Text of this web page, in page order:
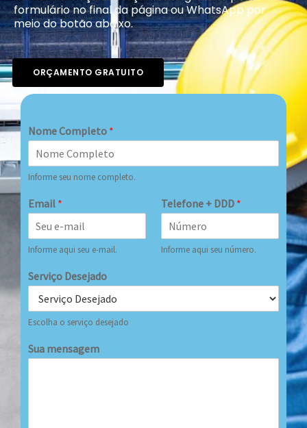
formulário no final da página ou WhatsApp por
meio do botão abaixo.
ORÇAMENTO GRATUITO
Nome Completo *
Informe seu nome completo.
Email *
Informe aqui seu e-mail.
Telefone + DDD *
Informe aqui seu número.
Serviço Desejado
Escolha o serviço desejado
Sua mensagem